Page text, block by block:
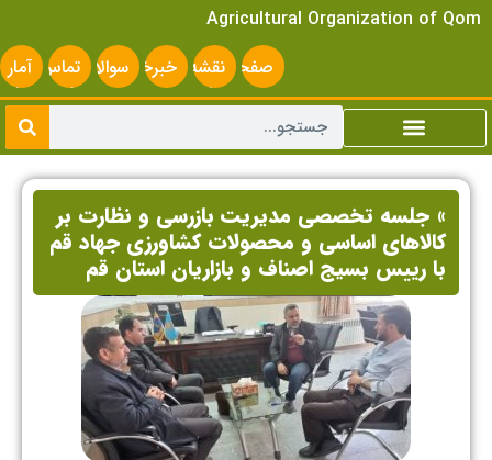
Agricultural Organization of Qom
صفحه
اصلی
نقشه
سایت
خبرخوانسوالات
متداول
تماس
با ما
آمار
» جلسه تخصصی مدیریت بازرسی و نظارت بر
کالاهای اساسی و محصولات کشاورزی جهاد قم
با رییس بسیج اصناف و بازاریان استان قم